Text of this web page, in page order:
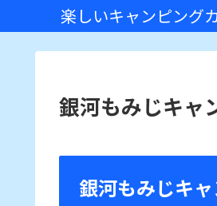
楽しいキャンピング
銀河もみじキャ
銀河もみじキ